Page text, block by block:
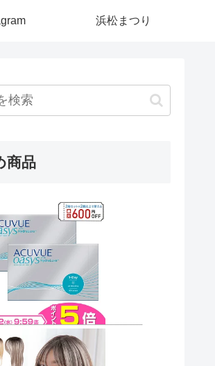
浜松まつり
商品